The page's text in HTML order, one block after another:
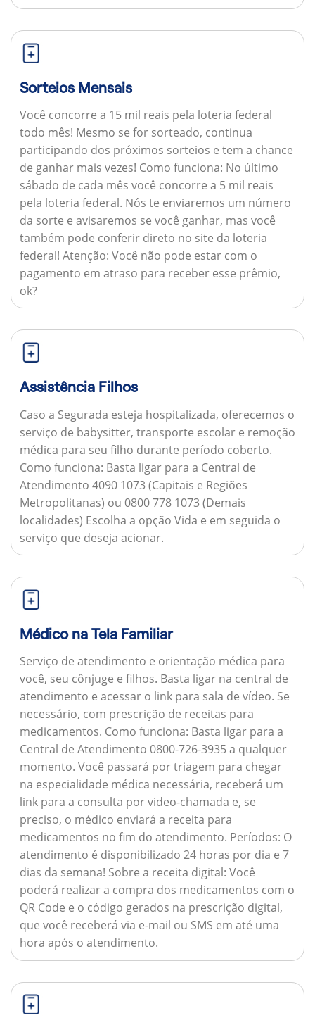
Sorteios Mensais
Você concorre a 15 mil reais pela loteria federal
todo mês! Mesmo se for sorteado, continua
participando dos próximos sorteios e tem a chance
de ganhar mais vezes! Como funciona: No último
sábado de cada mês você concorre a 5 mil reais
pela loteria federal. Nós te enviaremos um número
da sorte e avisaremos se você ganhar, mas você
também pode conferir direto no site da loteria
federal! Atenção: Você não pode estar com o
pagamento em atraso para receber esse prêmio,
ok?
Assistência Filhos
Caso a Segurada esteja hospitalizada, oferecemos o
serviço de babysitter, transporte escolar e remoção
médica para seu filho durante período coberto.
Como funciona: Basta ligar para a Central de
Atendimento 4090 1073 (Capitais e Regiões
Metropolitanas) ou 0800 778 1073 (Demais
localidades) Escolha a opção Vida e em seguida o
serviço que deseja acionar.
Médico na Tela Familiar
Serviço de atendimento e orientação médica para
você, seu cônjuge e filhos. Basta ligar na central de
atendimento e acessar o link para sala de vídeo. Se
necessário, com prescrição de receitas para
medicamentos. Como funciona: Basta ligar para a
Central de Atendimento 0800-726-3935 a qualquer
momento. Você passará por triagem para chegar
na especialidade médica necessária, receberá um
link para a consulta por video-chamada e, se
preciso, o médico enviará a receita para
medicamentos no fim do atendimento. Períodos: O
atendimento é disponibilizado 24 horas por dia e 7
dias da semana! Sobre a receita digital: Você
poderá realizar a compra dos medicamentos com o
QR Code e o código gerados na prescrição digital,
que você receberá via e-mail ou SMS em até uma
hora após o atendimento.